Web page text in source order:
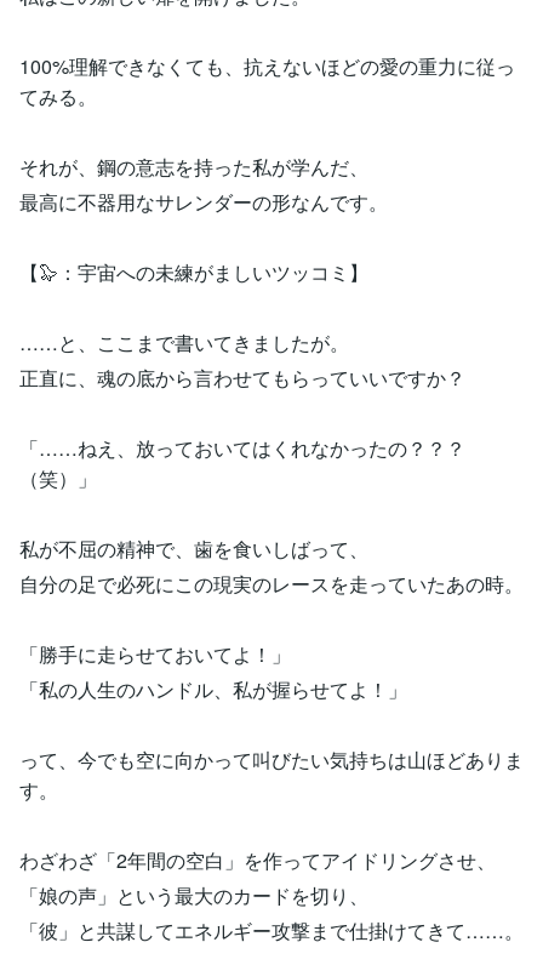
100%理解できなくても、抗えないほどの愛の重力に従っ
てみる。
それが、鋼の意志を持った私が学んだ、
最高に不器用なサレンダーの形なんです。
【🦭：宇宙への未練がましいツッコミ】
……と、ここまで書いてきましたが。
正直に、魂の底から言わせてもらっていいですか？
「……ねえ、放っておいてはくれなかったの？？？
（笑）」
私が不屈の精神で、歯を食いしばって、
自分の足で必死にこの現実のレースを走っていたあの時。
「勝手に走らせておいてよ！」
「私の人生のハンドル、私が握らせてよ！」
って、今でも空に向かって叫びたい気持ちは山ほどありま
す。
わざわざ「2年間の空白」を作ってアイドリングさせ、
「娘の声」という最大のカードを切り、
「彼」と共謀してエネルギー攻撃まで仕掛けてきて……。